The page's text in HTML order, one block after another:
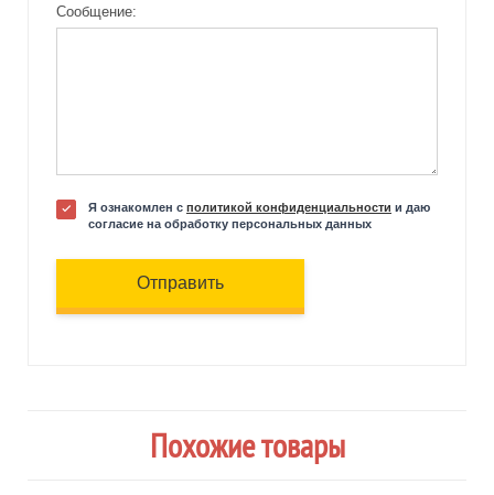
Сообщение:
Я ознакомлен с политикой конфиденциальности и даю
согласие на обработку персональных данных
Отправить
Похожие товары